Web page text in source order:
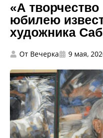
«А
юбилею
художника
От Вечерка 9 мая,